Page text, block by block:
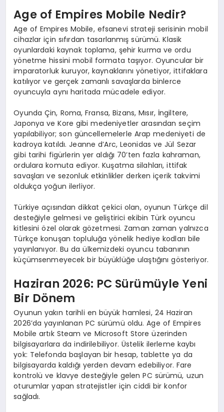
Age of Empires Mobile Nedir?
Age of Empires Mobile, efsanevi strateji serisinin mobil
cihazlar için sıfırdan tasarlanmış sürümü. Klasik
oyunlardaki kaynak toplama, şehir kurma ve ordu
yönetme hissini mobil formata taşıyor. Oyuncular bir
imparatorluk kuruyor, kaynaklarını yönetiyor, ittifaklara
katılıyor ve gerçek zamanlı savaşlarda binlerce
oyuncuyla aynı haritada mücadele ediyor.
Oyunda Çin, Roma, Fransa, Bizans, Mısır, İngiltere,
Japonya ve Kore gibi medeniyetler arasından seçim
yapılabiliyor; son güncellemelerle Arap medeniyeti de
kadroya katıldı. Jeanne d’Arc, Leonidas ve Jül Sezar
gibi tarihi figürlerin yer aldığı 70’ten fazla kahraman,
ordulara komuta ediyor. Kuşatma silahları, ittifak
savaşları ve sezonluk etkinlikler derken içerik takvimi
oldukça yoğun ilerliyor.
Türkiye açısından dikkat çekici olan, oyunun Türkçe dil
desteğiyle gelmesi ve geliştirici ekibin Türk oyuncu
kitlesini özel olarak gözetmesi. Zaman zaman yalnızca
Türkçe konuşan topluluğa yönelik hediye kodları bile
yayınlanıyor. Bu da ülkemizdeki oyuncu tabanının
küçümsenmeyecek bir büyüklüğe ulaştığını gösteriyor.
Haziran 2026: PC Sürümüyle Yeni
Bir Dönem
Oyunun yakın tarihli en büyük hamlesi, 24 Haziran
2026’da yayınlanan PC sürümü oldu. Age of Empires
Mobile artık Steam ve Microsoft Store üzerinden
bilgisayarlara da indirilebiliyor. Üstelik ilerleme kaybı
yok: Telefonda başlayan bir hesap, tablette ya da
bilgisayarda kaldığı yerden devam edebiliyor. Fare
kontrolü ve klavye desteğiyle gelen PC sürümü, uzun
oturumlar yapan stratejistler için ciddi bir konfor
sağladı.